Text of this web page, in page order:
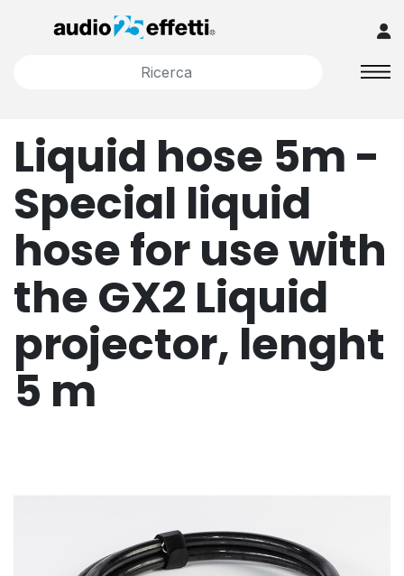
Liquid hose 5m -
Special liquid
hose for use with
the GX2 Liquid
projector, lenght
5 m